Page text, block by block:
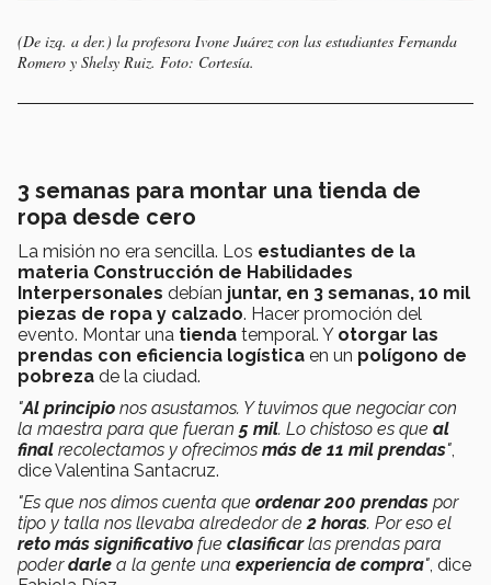
(De izq. a der.) la profesora Ivone Juárez con las estudiantes Fernanda
Romero y Shelsy Ruiz. Foto: Cortesía.
3 semanas para montar una tienda de
ropa desde cero
La misión no era sencilla. Los estudiantes de la
materia Construcción de Habilidades
Interpersonales debían juntar, en 3 semanas, 10 mil
piezas de ropa y calzado. Hacer promoción del
evento. Montar una tienda temporal. Y otorgar las
prendas con eficiencia logística en un polígono de
pobreza de la ciudad.
"Al principio nos asustamos. Y tuvimos que negociar con
la maestra para que fueran 5 mil. Lo chistoso es que al
final recolectamos y ofrecimos más de 11 mil prendas",
dice Valentina Santacruz.
"Es que nos dimos cuenta que ordenar 200 prendas por
tipo y talla nos llevaba alrededor de2 horas. Por eso el
reto más significativo fue clasificarlas prendas para
poderdarle a la gente una experiencia de compra", dice